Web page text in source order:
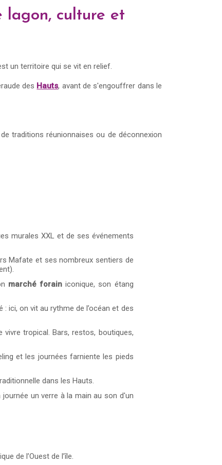
lagon, culture et
un territoire qui se vit en relief.
des Hauts, avant de s'engouffrer dans le
traditions réunionnaises ou de déconnexion
murales XXL et de ses événements
Mafate et ses nombreux sentiers de
marché forain iconique, son étang
ici, on vit au rythme de l’océan et des
vivre tropical. Bars, restos, boutiques,
et les journées farniente les pieds
dans les Hauts.
un verre à la main au son d'un
de l’Ouest de l’île.